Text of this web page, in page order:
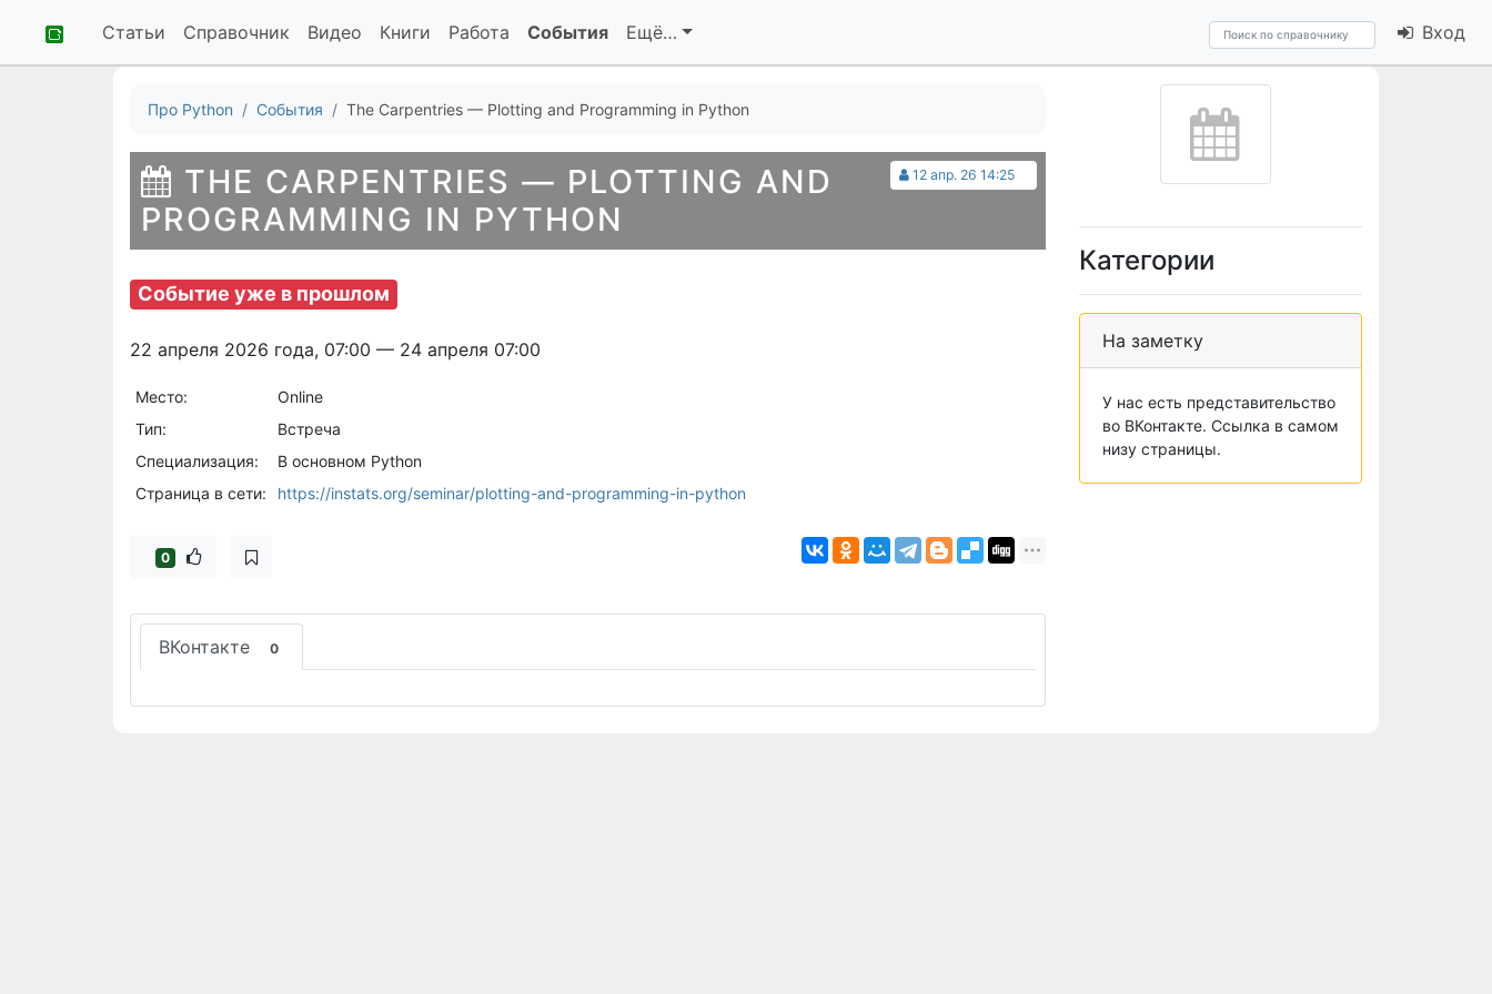
Статьи Справочник Видео Книги Работа События Ещё… Вход
Про Python События The Carpentries — Plotting and Programming in Python
12 апр. 26 14:25
THE CARPENTRIES — PLOTTING AND
PROGRAMMING IN PYTHON
Событие уже в прошлом
22 апреля 2026 года, 07:00 — 24 апреля 07:00
Место:
Online
Тип:
Встреча
Специализация:
В основном Python
Страница в сети:
https://instats.org/seminar/plotting-and-programming-in-python
0
ВКонтакте 0
Категории
На заметку
У нас есть представительство
во ВКонтакте. Ссылка в самом
низу страницы.